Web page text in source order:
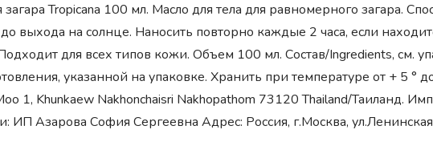
загара Tropicana 100 мл. Масло для тела для равномерного загара.
выхода на солнце. Наносить повторно каждые 2 часа, если
для всех типов кожи. Объем 100 мл. Состав/Ingredients, см.
указанной на упаковке. Хранить при температуре от + 5 °
1, Khunkaew Nakhonchaisri Nakhopathom 73120 Thailand/Таиланд.
ИП Азарова София Сергеевна Адрес: Россия, г.Москва,